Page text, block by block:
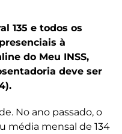
135 e todos os
à
do Meu INSS,
deve ser
No ano passado, o
média mensal de 134